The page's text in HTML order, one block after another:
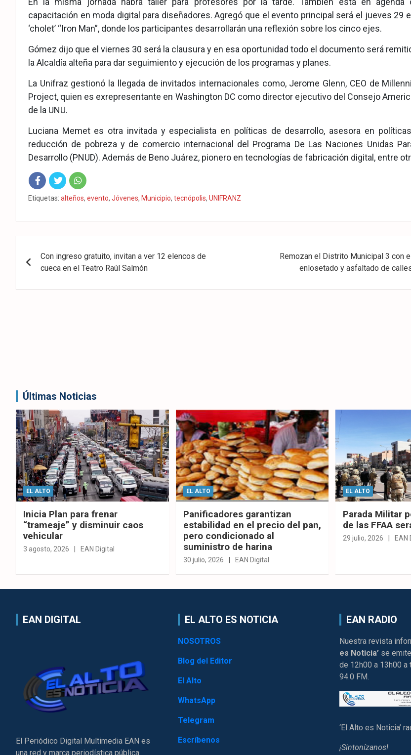
capacitación en moda digital para diseñadores. Agregó que el evento principal será el jueves 29
‘cholet’ “Iron Man”, donde los participantes desarrollarán una reflexión sobre los cinco ejes.
Gómez dijo que el viernes 30 será la clausura y en esa oportunidad todo el documento será
la Alcaldía alteña para dar seguimiento y ejecución de los programas y planes.
La Unifraz gestionó la llegada de invitados internacionales como, Jerome Glenn, CEO de
Project, quien es exrepresentante en Washington DC como director ejecutivo del Consejo
de la UNU.
Luciana Memet es otra invitada y especialista en políticas de desarrollo, asesora en
reducción de pobreza y de comercio internacional del Programa De Las Naciones Unidas
Desarrollo (PNUD). Además de Beno Juárez, pionero en tecnologías de fabricación digital, entre
Fac Twit Wha
Etiquetas: alteños, evento, Jóvenes, Municipio, tecnópolis, UNIFRANZ
de
Con ingreso gratuito, invitan a ver 12 elencos de
cueca en el Teatro Raúl Salmón
Remozan el Distrito Municipal 3 con
enlosetado y asfaltado de
Últimas Noticias
EL ALTO
Inicia Plan para frenar
“trameaje” y disminuir caos
vehicular
3 agosto, 2026 EAN Digital
EL ALTO
Panificadores garantizan
estabilidad en el precio del pan,
pero condicionado al
suministro de harina
30 julio, 2026 EAN Digital
EL ALTO
Parada Militar
de las FFAA
29 julio, 2026 EAN
EAN DIGITAL
El Periódico Digital Multimedia EAN es
una red y marca periodística pública
EL ALTO ES NOTICIA
NOSOTROS
Blog del Editor
El Alto
WhatsApp
Telegram
Escríbenos
EAN RADIO
Nuestra revista
es Noticia’ se
de 12h00 a 13h00
94.0 FM.
‘El Alto es Noticia’
¡Sintonízanos!